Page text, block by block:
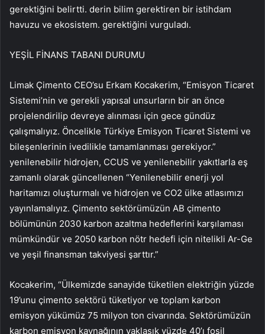
gerektiğini belirtti. derin bilim gerektiren bir istihdam
havuzu ve ekosistem. gerektiğini vurguladı.
YEŞİL FİNANS TABANI DURUMU
Limak Çimento CEO’su Erkam Kocakerim, “Emisyon Ticaret
Sistemi’nin ve gerekli yapısal unsurların bir an önce
projelendirilip devreye alınması için gece gündüz
çalışmalıyız. Öncelikle Türkiye Emisyon Ticaret Sistemi ve
bileşenlerinin ivedilikle tamamlanması gerekiyor.”
yenilenebilir hidrojen, CCUS ve yenilenebilir yakıtlarla eş
zamanlı olarak güncellenen “Yenilenebilir enerji yol
haritamızı oluşturmalı ve hidrojen ve CO2 ülke atlasımızı
yayınlamalıyız. Çimento sektörümüzün AB çimento
bölümünün 2030 karbon azaltma hedeflerini karşılaması
mümkündür ve 2050 karbon nötr hedefi için nitelikli Ar-Ge
ve yeşil finansman takviyesi şarttır.”
Kocakerim, “Ülkemizde sanayide tüketilen elektriğin yüzde
19’unu çimento sektörü tüketiyor ve toplam karbon
emisyon yükümüz 75 milyon ton civarında. Sektörümüzün
karbon emisyon kaynağının yaklaşık yüzde 40’ı fosil